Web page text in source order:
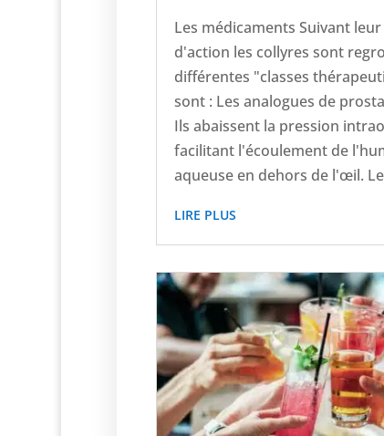
Les médicaments Suivant
d'action les collyres sont
différentes "classes
sont : Les analogues de
Ils abaissent la pression
facilitant l'écoulement de
aqueuse en dehors de l'œil.
LIRE PLUS